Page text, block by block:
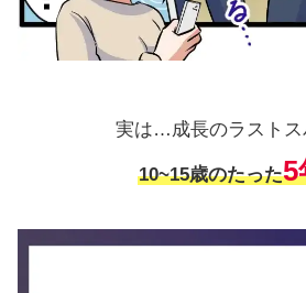
実は…成長のラストス
10~15歳のたった5